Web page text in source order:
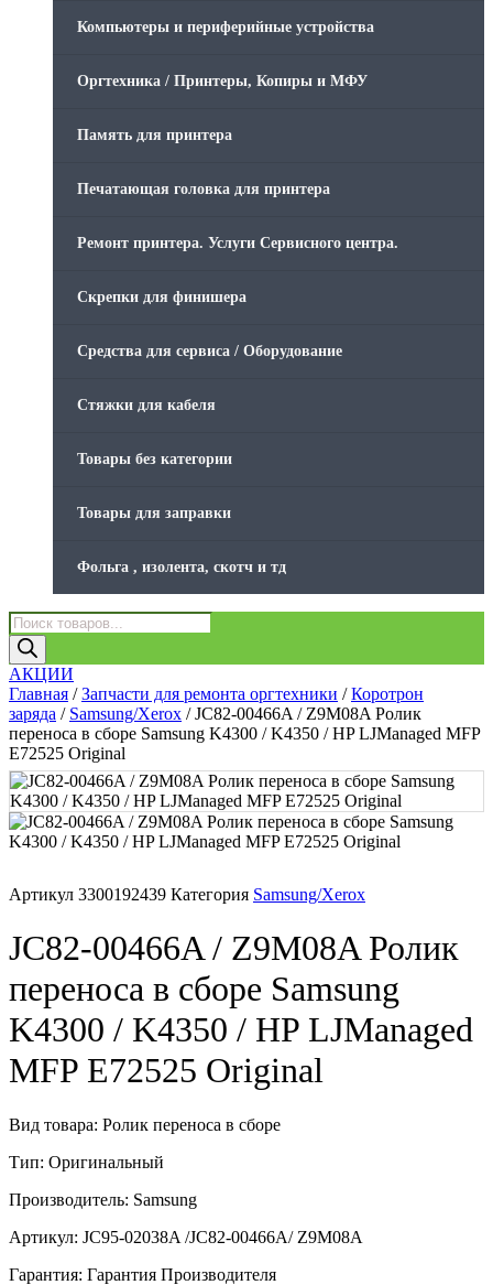
Компьютеры и периферийные устройства
Оргтехника / Принтеры, Копиры и МФУ
Память для принтера
Печатающая головка для принтера
Ремонт принтера. Услуги Сервисного центра.
Скрепки для финишера
Средства для сервиса / Оборудование
Стяжки для кабеля
Товары без категории
Товары для заправки
Фольга , изолента, скотч и тд
Поиск
товаров
АКЦИИ
Главная /Запчасти для ремонта оргтехники /Коротрон
заряда / Samsung/Xerox / JC82-00466A / Z9M08A Ролик
переноса в сборе Samsung K4300 / K4350 / HP LJManaged MFP
E72525 Original
Артикул 3300192439 Категория Samsung/Xerox
JC82-00466A / Z9M08A Ролик
переноса в сборе Samsung
K4300 / K4350 / HP LJManaged
MFP E72525 Original
Вид товара: Ролик переноса в сборе
Тип: Оригинальный
Производитель: Samsung
Артикул: JC95-02038A /JC82-00466A/ Z9M08A
Гарантия: Гарантия Производителя